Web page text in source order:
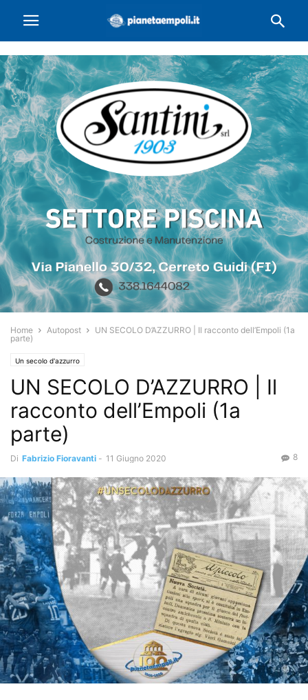
Home Autopost
UN SECOLO D’AZZURRO | Il racconto dell’Empoli (1a
parte)
Un secolo d'azzurro
UN SECOLO D’AZZURRO | Il
racconto dell’Empoli (1a
parte)
Di Fabrizio Fioravanti - 11 Giugno 2020 8